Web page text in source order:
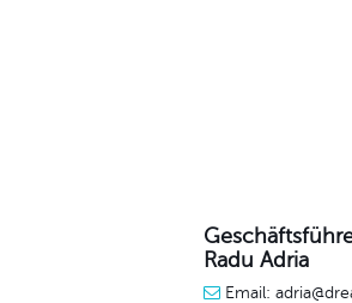
Radu Adria
Email: